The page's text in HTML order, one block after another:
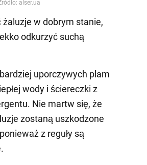
w dobrym stanie,
odkurzyć suchą
uporczywych plam
wody i ściereczki z
Nie martw się, że
zostaną uszkodzone
z reguły są